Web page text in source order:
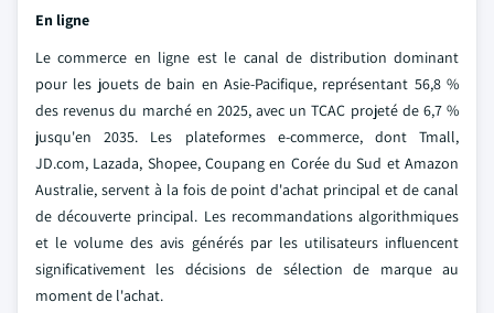
En ligne
Le commerce en ligne est le canal de distribution dominant
pour les jouets de bain en Asie-Pacifique, représentant 56,8 %
des revenus du marché en 2025, avec un TCAC projeté de 6,7 %
jusqu'en 2035. Les plateformes e-commerce, dont Tmall,
JD.com, Lazada, Shopee, Coupang en Corée du Sud et Amazon
Australie, servent à la fois de point d'achat principal et de canal
de découverte principal. Les recommandations algorithmiques
et le volume des avis générés par les utilisateurs influencent
significativement les décisions de sélection de marque au
moment de l'achat.